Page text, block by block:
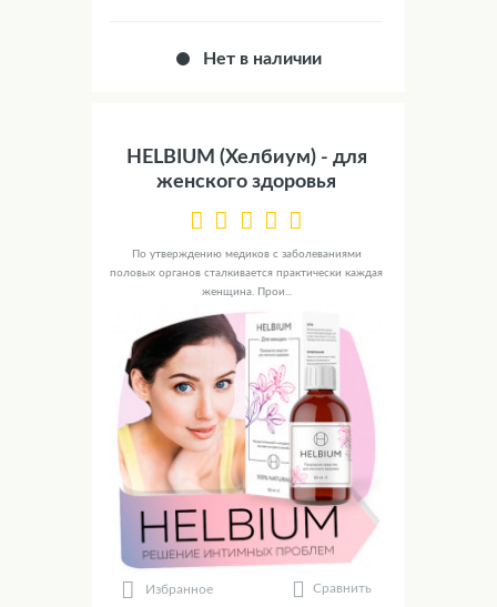
Нет в наличии
HELBIUM (Хелбиум) - для
женского здоровья
По утверждению медиков с заболеваниями
половых органов сталкивается практически каждая
женщина. Прои...
Избранное Сравнить